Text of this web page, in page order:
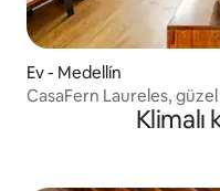
Ev - Medellín
CasaFern Laureles,
Klimalı